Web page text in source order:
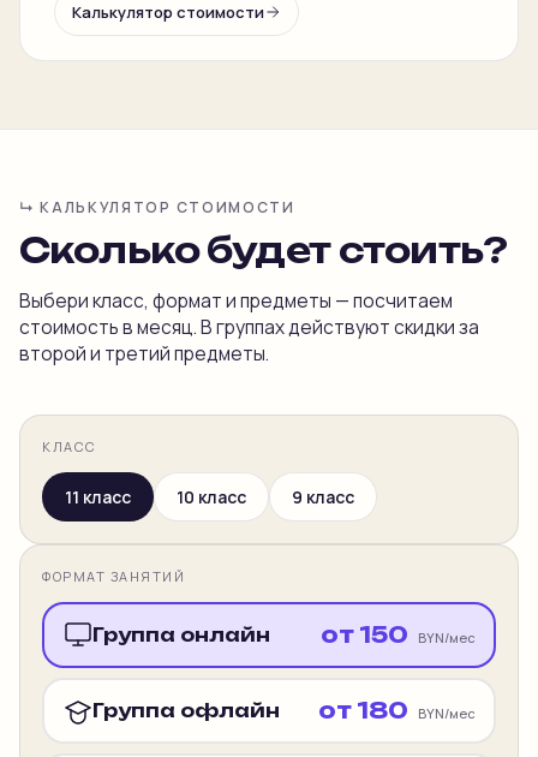
Калькулятор стоимости
↳ КАЛЬКУЛЯТОР СТОИМОСТИ
Сколько будет стоить?
Выбери класс, формат и предметы — посчитаем
стоимость в месяц. В группах действуют скидки за
второй и третий предметы.
КЛАСС
11 класс 10 класс 9 класс
ФОРМАТ ЗАНЯТИЙ
Группа онлайн от 150 BYN/мес
Группа офлайн от 180 BYN/мес